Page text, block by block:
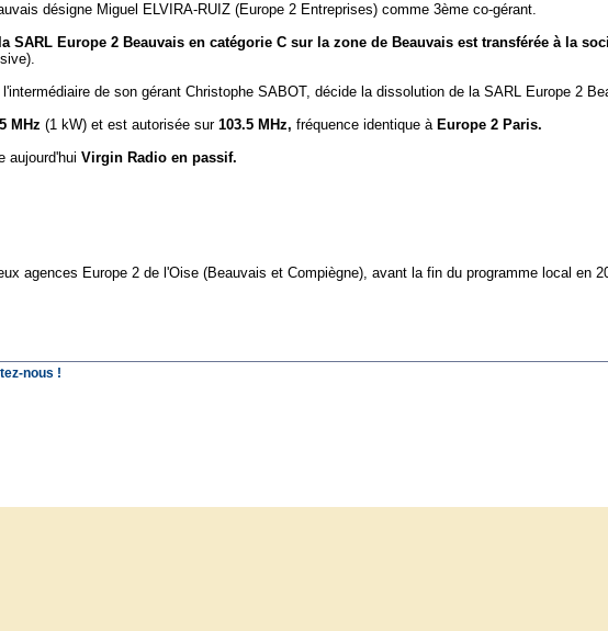
désigne Miguel ELVIRA-RUIZ (Europe 2 Entreprises) comme 3ème co-gérant.
SARL Europe 2 Beauvais en catégorie C sur la zone de Beauvais est transférée à la
de son gérant Christophe SABOT, décide la dissolution de la SARL Europe 2
MHz (1 kW) et est autorisée sur 103.5 MHz, fréquence identique à Europe 2 Paris.
aujourd'hui Virgin Radio en passif.
agences Europe 2 de l'Oise (Beauvais et Compiègne), avant la fin du programme local en
nous !